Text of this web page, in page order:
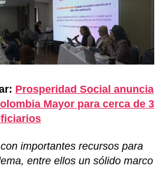
Prosperidad Social anuncia
Mayor para cerca de 3
importantes recursos para
entre ellos un sólido marco